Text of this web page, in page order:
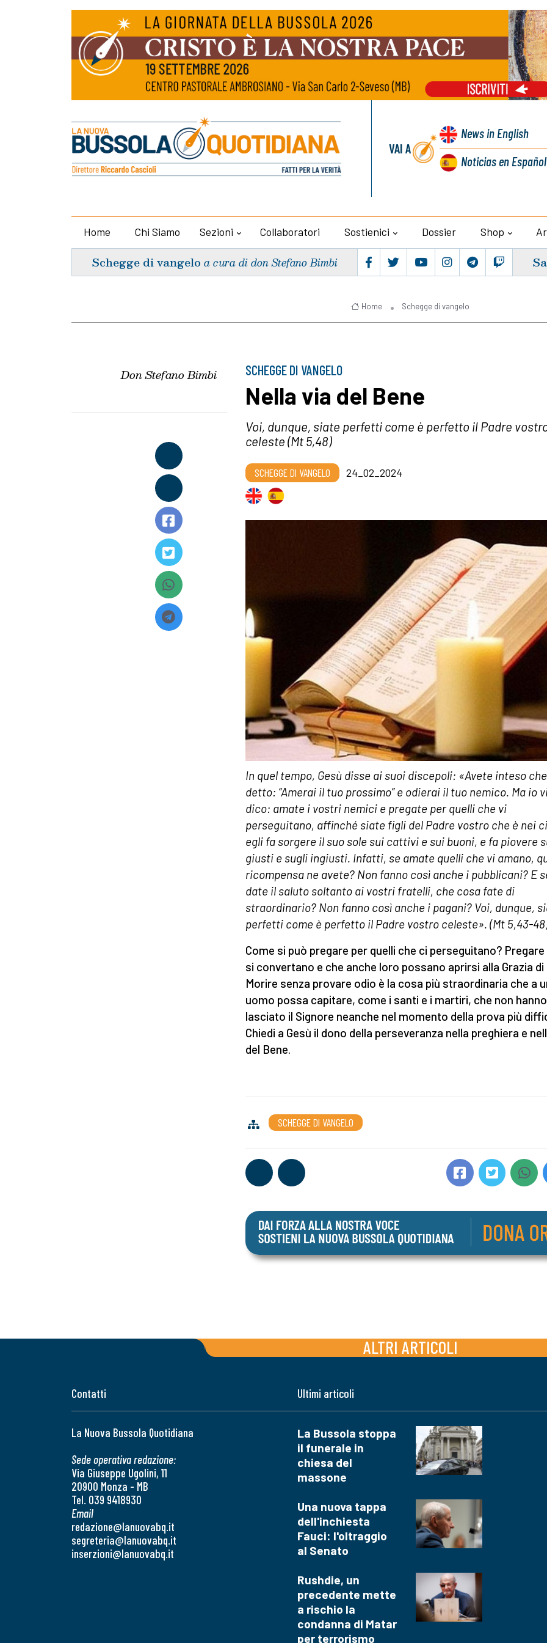
VAI A
Newsin English
Noticiasen Español
Home Chi Siamo Sezioni Collaboratori Sostienici Dossier Shop
Schegge di vangelo a cura di don Stefano Bimbi
Home Schegge di vangelo
Don Stefano Bimbi SCHEGGE DI VANGELO
Nella via del Bene
Voi, dunque, siate perfetti come è perfetto il Padre
celeste (Mt 5,48)
SCHEGGE DI VANGELO 24_02_2024
In quel tempo, Gesù disse ai suoi discepoli: «Avete inteso
detto: “Amerai il tuo prossimo” e odierai il tuo nemico. Ma io
dico: amate i vostri nemici e pregate per quelli che vi
perseguitano, affinché siate figli del Padre vostro che è nei
egli fa sorgere il suo sole sui cattivi e sui buoni, e fa piovere
giusti e sugli ingiusti. Infatti, se amate quelli che vi amano,
ricompensa ne avete? Non fanno così anche i pubblicani? E
date il saluto soltanto ai vostri fratelli, che cosa fate di
straordinario? Non fanno così anche i pagani? Voi, dunque,
perfetti come è perfetto il Padre vostro celeste». (Mt 5,43-
Come si può pregare per quelli che ci perseguitano?
si convertano e che anche loro possano aprirsi alla Grazia di
Morire senza provare odio è la cosa più straordinaria che a
uomo possa capitare, come i santi e i martiri, che non
lasciato il Signore neanche nel momento della prova più
Chiedi a Gesù il dono della perseveranza nella preghiera e
del Bene.
SCHEGGE DI VANGELO
ALTRI ARTICOLI
Contatti
La Nuova Bussola Quotidiana
Sede operativa redazione:
Via Giuseppe Ugolini, 11
20900 Monza - MB
Tel. 039 9418930
Email
redazione@lanuovabq.it
segreteria@lanuovabq.it
inserzioni@lanuovabq.it
Ultimi articoli
La Bussola stoppa
il funerale in
chiesa del
massone
Una nuova tappa
dell'inchiesta
Fauci: l'oltraggio
al Senato
Rushdie, un
precedente mette
a rischio la
condanna di Matar
per terrorismo